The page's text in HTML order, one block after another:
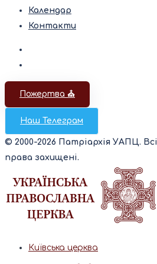
Календар
Контакти
Пожертва ⛪️
Наш Телеграм
© 2000-2026 Патріархія УАПЦ. Всі
права захищені.
Київська церква